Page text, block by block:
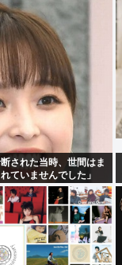
された当時、世間はま
ていませんでした」